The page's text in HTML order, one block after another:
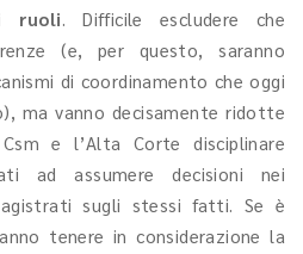
ruoli. Difficile escludere che
(e, per questo, saranno
di coordinamento che oggi
ma vanno decisamente ridotte
e l’Alta Corte disciplinare
ad assumere decisioni nei
sugli stessi fatti. Se è
tenere in considerazione la